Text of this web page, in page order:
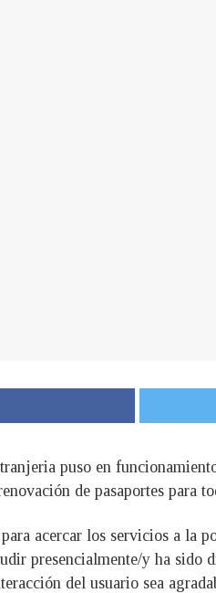
puso en
de pasaportes para
acercar los servicios a la
presencialmente/y ha sido
del usuario sea